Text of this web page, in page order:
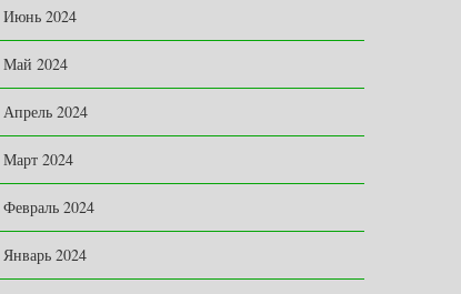
Июнь 2024
Май 2024
Апрель 2024
Март 2024
Февраль 2024
Январь 2024